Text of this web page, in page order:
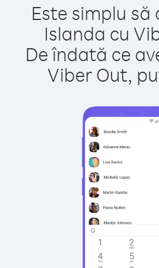
Este simplu să
Islanda cu
De îndată ce
Viber Out,